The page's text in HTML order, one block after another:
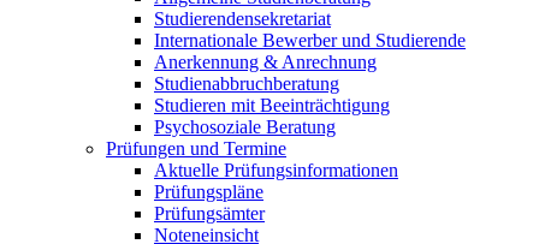
Studierendensekretariat
Internationale Bewerber und Studierende
Anerkennung & Anrechnung
Studienabbruchberatung
Studieren mit Beeinträchtigung
Psychosoziale Beratung
Prüfungen und Termine
Aktuelle Prüfungsinformationen
Prüfungspläne
Prüfungsämter
Noteneinsicht